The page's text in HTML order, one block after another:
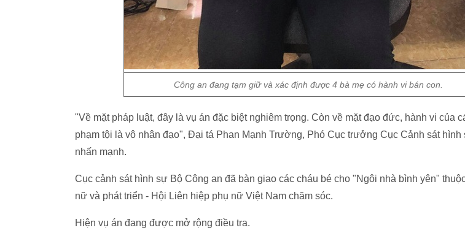
Công an đang tạm giữ và xác định được 4 bà mẹ có hành vi bán con.
"Về mặt pháp luật, đây là vụ án đặc biệt nghiêm trọng. Còn về mặt đạo đức, hành vi của
phạm tội là vô nhân đạo", Đại tá Phan Mạnh Trường, Phó Cục trưởng Cục Cảnh sát hình
nhấn mạnh.
Cục cảnh sát hình sự Bộ Công an đã bàn giao các cháu bé cho "Ngôi nhà bình yên"
nữ và phát triển - Hội Liên hiệp phụ nữ Việt Nam chăm sóc.
Hiện vụ án đang được mở rộng điều tra.